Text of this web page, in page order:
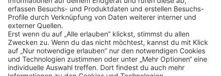
Klickehier, um alle offenen Jobs zu sehen.
Impressum Datenschutz
Privatsphäre-Einstellungen